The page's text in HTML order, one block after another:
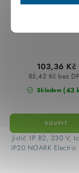
Skladem (43
85,42 Kč bez
103,36 Kč
​Jistič 1P B2, 230 V,
IP20 NOARK Electric